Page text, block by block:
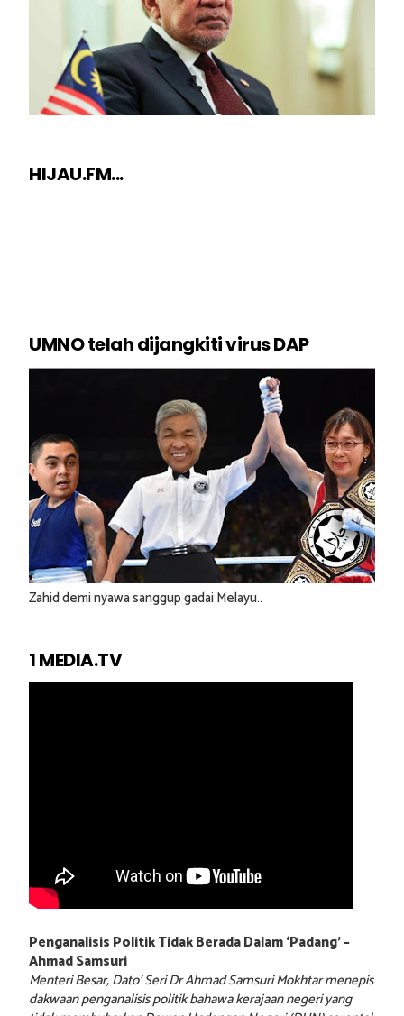
HIJAU.FM...
UMNO telah dijangkiti virus DAP
Zahid demi nyawa sanggup gadai Melayu..
1 MEDIA.TV
Penganalisis Politik Tidak Berada Dalam ‘Padang’ –
Ahmad Samsuri
Menteri Besar, Dato’ Seri Dr Ahmad Samsuri Mokhtar menepis
dakwaan penganalisis politik bahawa kerajaan negeri yang